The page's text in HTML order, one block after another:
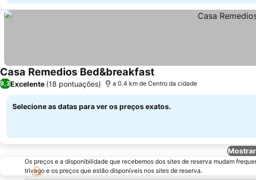
Casa Remedios Bed&breakfast
9,3Excelente (18 pontuações) a 0.4 km de Centro da cidade
Selecione as datas para ver os preços exatos.
Os preços e a disponibilidade que recebemos dos sites de reserva mudam
trivago e os preços que estão disponíveis nos sites de reserva.